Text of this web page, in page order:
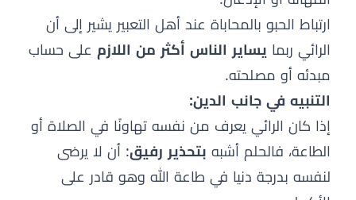
ارتباط الحبو بالمحاباة عند أهل التعبير يشير إلى أن
الرائي ربما يساير الناس أكثر من اللازم على حساب
مبدئه أو مصلحته.
التنبيه في جانب الدين:
إذا كان الرائي يعرف من نفسه تهاونًا في الصلاة أو
الطاعة، فالحلم أشبه بتحذير رفيق: أن لا يرضى
لنفسه بدرجة دنيا في طاعة الله وهو قادر على